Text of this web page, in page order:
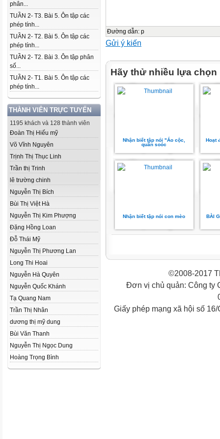
phân...
TUẦN 2- T3. Bài 5. Ôn tập các
phép tính...
TUẦN 2- T2. Bài 5. Ôn tập các
phép tính...
TUẦN 2- T2. Bài 3. Ôn tập phân
số...
TUẦN 2- T1. Bài 5. Ôn tập các
phép tính...
THÀNH VIÊN TRỰC TUYẾN
1195 khách và 128 thành viên
Đoàn Thị Hiếu mỹ
Võ Vĩnh Nguyên
Trịnh Thị Thục Linh
Trần thị Trinh
lê trường chinh
Nguyễn Thị Bích
Bùi Thị Việt Hà
Nguyễn Thị Kim Phượng
Đặng Hồng Loan
Đỗ Thái Mỹ
Nguyễn Thị Phương Lan
Long Thi Hoai
Nguyễn Hà Quyên
Nguyễn Quốc Khánh
Tạ Quang Nam
Trần Thị Nhân
dương thị mỹ dung
Bùi Văn Thanh
Nguyễn Thị Ngọc Dung
Hoàng Trọng Bình
Đường dẫn: p
Gửi ý kiến
Hãy thử nhiều lựa chọn
Nhận biết tập nói "Áo cộc,
quần soóc
Hoạt
Nhận biết tập nói con mèo BÀI
©2008-2017
Đơn vị chủ quản: Công ty
Giấy phép mạng xã hội số